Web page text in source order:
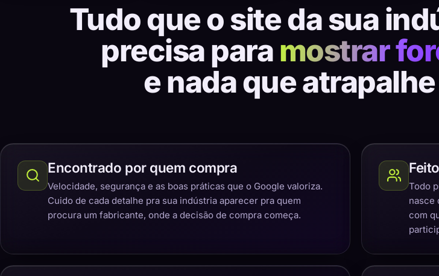
Tudo que o site da sua
precisa para mostrar
e nada que atrapalhe
Encontrado por quem compra
Velocidade, segurança e as boas práticas que o Google valoriza.
Cuido de cada detalhe pra sua indústria aparecer pra quem
procura um fabricante, onde a decisão de compra começa.
Todo
nasce
com